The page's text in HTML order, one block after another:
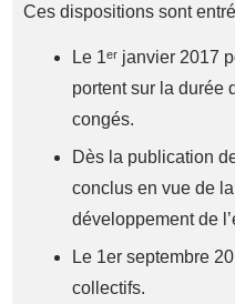
Ces dispositions sont
Le 1ᵉʳ janvier 2017
portent sur la durée
congés.
Dès la publication
conclus en vue de
développement de
Le 1er septembre
collectifs.